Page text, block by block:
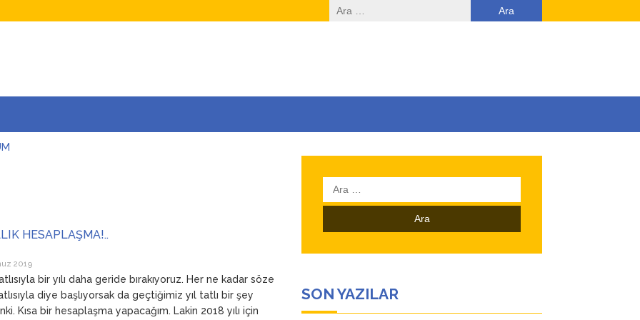
Arama:
HESAPLAŞMA!..
2019
bir yılı daha geride bırakıyoruz. Her ne kadar söze
diye başlıyorsak da geçtiğimiz yıl tatlı bir şey
Kısa bir hesaplaşma yapacağım. Lakin 2018 yılı için
Arama:
SON YAZILAR